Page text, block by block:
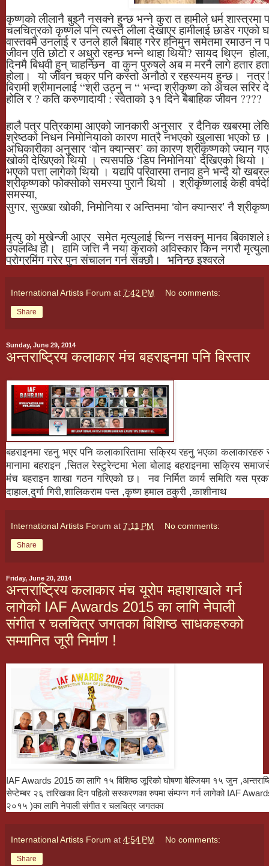
कृष्णको लीलानै बुझ्नै नसक्ने हुन्छ भन्ने कुरा त हामीले धर्म
चलचित्रको कृष्णले पनि त्यस्तै लीला देखाएर हामीलाई छाडेर
वास्तवमै उनलाई र उनले हालै बिवाह गरेर हनिमुन समेतमा रमाउन न
जीवन एति छोटो र अधुरो रहन्छ भन्ने थाहा थियो? सायद थिएन
दिनमै बिधवी हुन् चाहन्छिन वा कुन पुरुषले अब म मरनै लागे हतार
होला। यो जीवन चक्र पनि कस्तो अनौठो र रहस्यमय हुन्छ।
बिरामी श्रीमानलाई “श्री उठ्नु न “ भन्दा श्रीकृष्ण को अचल सरिर
होलि र ? कति करुणादायी : स्वेताको ३१ दिने बैबाहिक जीवन ????
हालै पत्र पत्रिकामा आएको जानकारी अनुसार र दैनिक खबरमा
श्रेष्ठको निधन निमोनियाको कारण मात्रै नभएको खुलासा भएको
अधिकारीका अनुसार ‘वोन क्यान्सर’ का कारण श्रीकृष्णको ज्यान
खोकी देखिएको थियो । त्यसपछि ‘डिप निमोनिया’ देखिएको थियो
भएको पत्ता लागेको थियो । यद्यपि परिवारमा तनाव हुने भन्दै यो
श्रीकृष्णको फोक्सोको समस्या पुरानै थियो । श्रीकृष्णलाई केही
समस्या,
सुगर, सुख्खा खोकी, निमोनिया र अन्तिममा ‘वोन क्यान्सर’ नै
मृत्यु को मुखेन्जी आएर समेत मृत्युलाई चिन्न नसक्नु मानव बिकाशले
उपलब्धि हो। हामि जत्ति नै नया कुराको अविस्कार किन नगरौ
प्रोग्रमिंग गरेर पुन संचालन गर्न सक्छौ। भनिन्छ इश्वरले
International Artists Forum at 7:42 PM No comments:
Share
Sunday, June 29, 2014
अन्तराष्ट्रिय कलाकार मंच बहराइनमा पनि बिस्तार
बहराइनमा रहनु भएर पनि कलाकारितामा सक्रिय रहनु भएका कलाकारहरु
मानामा बहराइन,सितल रेस्टुरेन्टमा भेला बोलाइ बहराइनमा सक्रिय
मंच बहराइन शाखा गठन गरिएको छ। नव निर्मित कार्य समिति यस
दाहाल,दुर्गा गिरी,शालिकराम पन्त ,कृष्ण हमाल ठकुरी ,काशीनाथ
International Artists Forum at 7:11 PM No comments:
Share
Friday, June 20, 2014
अन्तराष्ट्रिय कलाकार मंच यूरोप महाशाखाले गर्न
लागेको IAF Awards 2015 का लागि नेपाली
संगीत र चलचित्र जगतका बिशिष्ठ साधकहरुको
सम्मानित जूरी निर्माण !
IAF Awards 2015 का लागि १५ बिशिष्ठ जूरिको घोषणा बेल्जियम १५ जुन
सेप्टेम्बर २६ तारिखका दिन पहिलो सस्करणका रुपमा संम्पन्न गर्न लागेको IAF
२०१५ )का लागि नेपाली संगीत र चलचित्र जगतका
International Artists Forum at 4:54 PM No comments:
Share